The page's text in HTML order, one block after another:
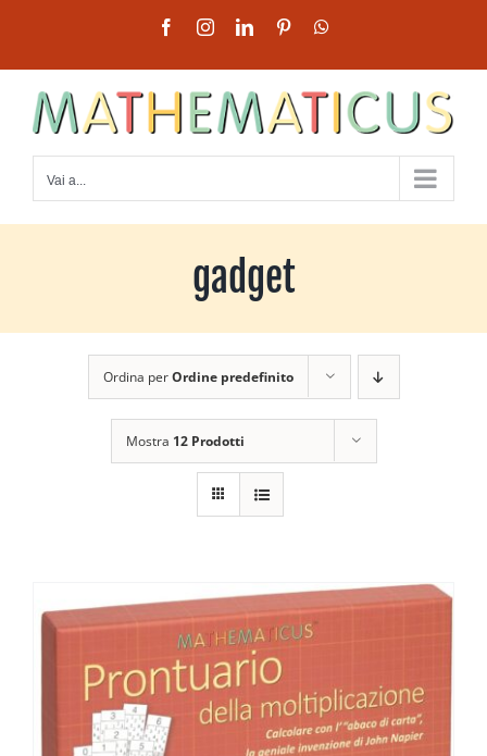
contenuto
FacebookInstagramLinkedInPinterest
Vai a...
gadget
Ordina perOrdine predefinito
Mostra 12 Prodotti